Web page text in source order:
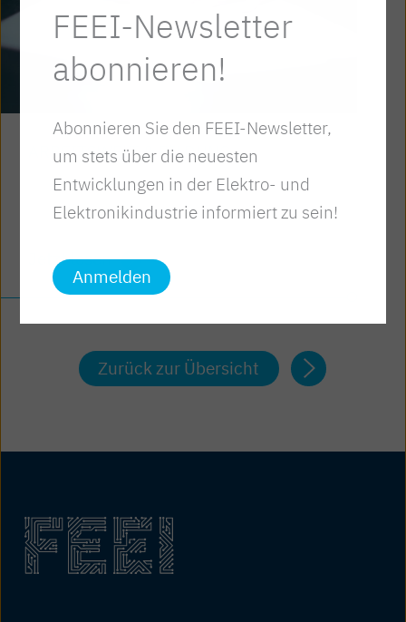
ARBEITSWELT & BILDUNG
Kollektivvertrag 2026 – Informationen
und Dokumente
Jetzt lesen
Zurück zur Übersicht
FEEI-Newsletter
abonnieren!
Abonnieren Sie den FEEI-Newsletter,
um stets über die neuesten
Entwicklungen in der Elektro- und
Elektronikindustrie informiert zu sein!
Anmelden